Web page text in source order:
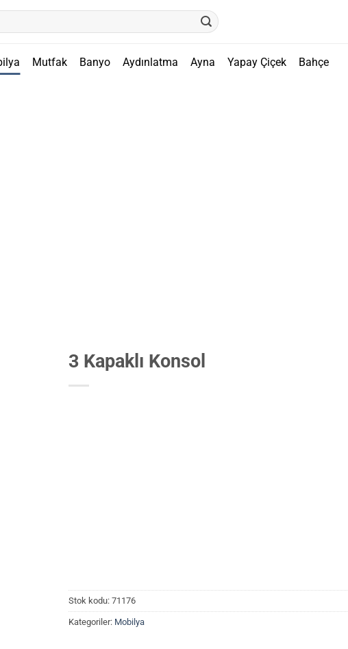
Mutfak Banyo Aydınlatma Ayna Yapay Çiçek Bahçe
3 Kapaklı Konsol
Stok kodu: 71176
Kategoriler: Mobilya